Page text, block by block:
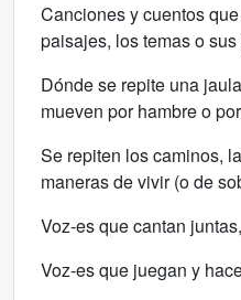
Canciones y cuentos
paisajes, los temas o
Dónde se repite una
mueven por hambre o
Se repiten los caminos,
maneras de vivir (o de
Voz-es que cantan
Voz-es que juegan y